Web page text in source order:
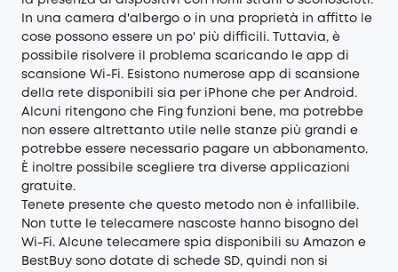
In una camera d'albergo o in una proprietà in affitto le
cose possono essere un po' più difficili. Tuttavia, è
possibile risolvere il problema scaricando le app di
scansione Wi-Fi. Esistono numerose app di scansione
della rete disponibili sia per iPhone che per Android.
Alcuni ritengono che Fing funzioni bene, ma potrebbe
non essere altrettanto utile nelle stanze più grandi e
potrebbe essere necessario pagare un abbonamento.
È inoltre possibile scegliere tra diverse applicazioni
gratuite.
Tenete presente che questo metodo non è infallibile.
Non tutte le telecamere nascoste hanno bisogno del
Wi-Fi. Alcune telecamere spia disponibili su Amazon e
BestBuy sono dotate di schede SD, quindi non si